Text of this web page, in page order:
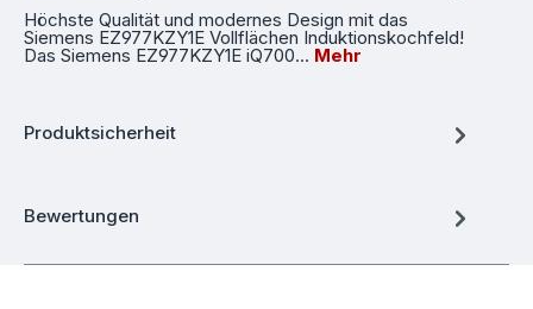
Höchste Qualität und modernes Design mit das
Siemens EZ977KZY1E Vollflächen Induktionskochfeld!
Das Siemens EZ977KZY1E iQ700… Mehr
Produktsicherheit
Bewertungen